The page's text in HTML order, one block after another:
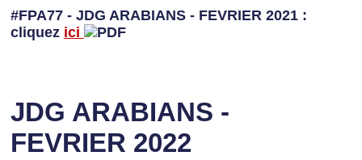
#FPA77 - JDG ARABIANS - FEVRIER 2021 :
cliquez ici
JDG ARABIANS -
FEVRIER 2022